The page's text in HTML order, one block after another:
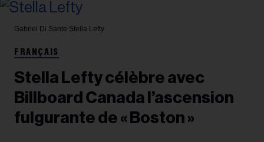
Gabriel Di Sante Stella Lefty
FRANÇAIS
Stella Lefty célèbre avec
Billboard Canada l’ascension
fulgurante de « Boston »